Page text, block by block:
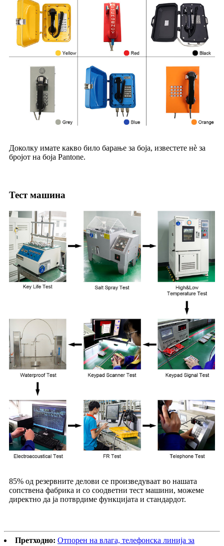
Доколку имате какво било барање за боја, известете нè за
бројот на боја Pantone.
Тест машина
85% од резервните делови се произведуваат во нашата
сопствена фабрика и со соодветни тест машини, можеме
директно да ја потврдиме функцијата и стандардот.
Претходно: Отпорен на влага, телефонска линија за